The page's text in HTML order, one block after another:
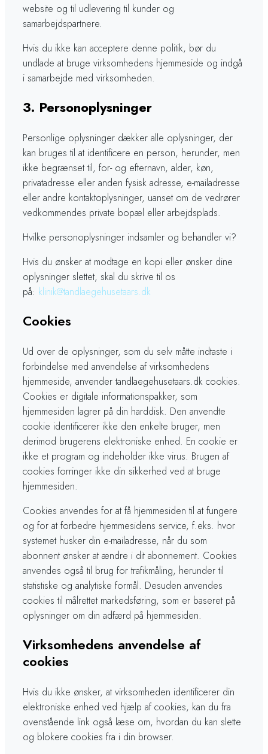
website og til udlevering til kunder og
samarbejdspartnere.
​Hvis du ikke kan acceptere denne politik, bør du
undlade at bruge virksomhedens hjemmeside og indgå
i samarbejde med virksomheden.
​​3.​ Personoplysninger
​Personlige oplysninger dækker alle oplysninger, der
kan bruges til at identificere en person, herunder, men
ikke begrænset til, for- og efternavn, alder, køn,
privatadresse eller anden fysisk adresse, e-mailadresse
eller andre kontaktoplysninger, uanset om de vedrører
vedkommendes private bopæl eller arbejdsplads.
​Hvilke personoplysninger indsamler og behandler vi?
​Hvis du ønsker at modtage en kopi eller ønsker dine
oplysninger slettet, skal du skrive til os
på: klinik@tandlaegehusetaars.dk
Cookies
Ud over de oplysninger, som du selv måtte indtaste i
forbindelse med anvendelse af virksomhedens
hjemmeside, anvender tandlaegehusetaars.dk cookies.
Cookies er digitale informationspakker, som
hjemmesiden lagrer på din harddisk. Den anvendte
cookie identificerer ikke den enkelte bruger, men
derimod brugerens elektroniske enhed. En cookie er
ikke et program og indeholder ikke virus. Brugen af
cookies forringer ikke din sikkerhed ved at bruge
hjemmesiden.
Cookies anvendes for at få hjemmesiden til at fungere
og for at forbedre hjemmesidens service, f.eks. hvor
systemet husker din e-mailadresse, når du som
abonnent ønsker at ændre i dit abonnement. Cookies
anvendes også til brug for trafikmåling, herunder til
statistiske og analytiske formål. Desuden anvendes
cookies til målrettet markedsføring, som er baseret på
oplysninger om din adfærd på hjemmesiden.
Virksomhedens anvendelse af
cookies
Hvis du ikke ønsker, at virksomheden identificerer din
elektroniske enhed ved hjælp af cookies, kan du fra
ovenstående link også læse om, hvordan du kan slette
og blokere cookies fra i din browser.